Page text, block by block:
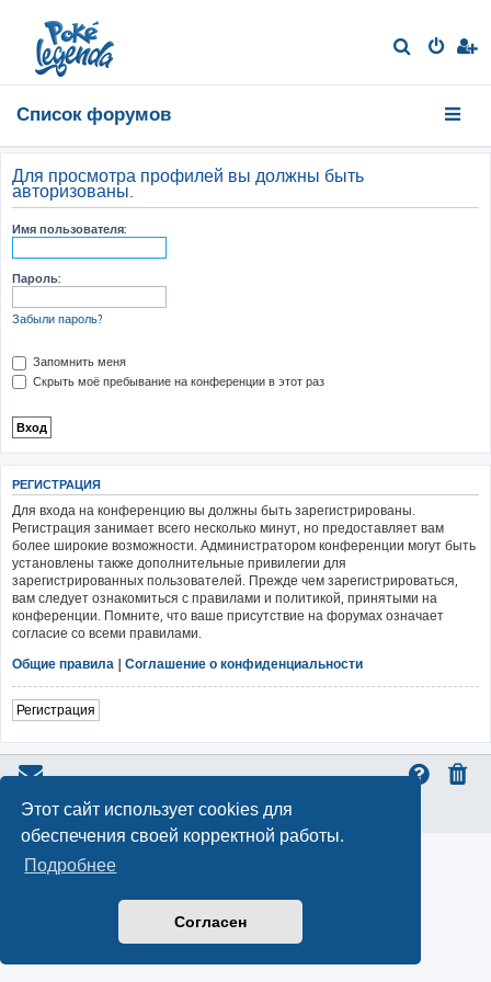
Этот сайт использует cookies для
обеспечения своей корректной работы.
Подробнее
Согласен
к
Список форумов
Для просмотра профилей вы должны быть
авторизованы.
Имя пользователя:
Пароль:
Забыли пароль?
Запомнить меня
Скрыть моё пребывание на конференции в этот раз
РЕГИСТРАЦИЯ
Для входа на конференцию вы должны быть зарегистрированы.
Регистрация занимает всего несколько минут, но предоставляет вам
более широкие возможности. Администратором конференции могут быть
установлены также дополнительные привилегии для
зарегистрированных пользователей. Прежде чем зарегистрироваться,
вам следует ознакомиться с правилами и политикой, принятыми на
конференции. Помните, что ваше присутствие на форумах означает
согласие со всеми правилами.
Общие правила | Соглашение о конфиденциальности
Регистрация
Конфиденциальность|Правила